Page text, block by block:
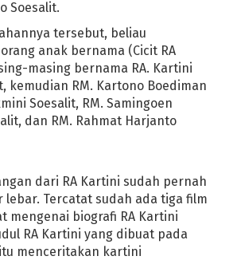
Soesalit.
tersebut, beliau
anak bernama (Cicit RA
masing bernama RA. Kartini
kemudian RM. Kartono Boediman
Soesalit, RM. Samingoen
dan RM. Rahmat Harjanto
dari RA Kartini sudah pernah
lebar. Tercatat sudah ada tiga film
mengenai biografi RA Kartini
RA Kartini yang dibuat pada
menceritakan kartini